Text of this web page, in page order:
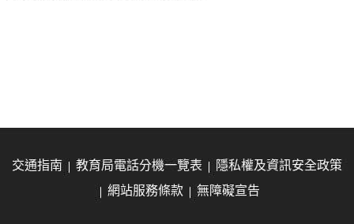
交通指南 教育局電話分機一覽表
隱私權及資訊安全政策
網站服務條款
無障礙宣告